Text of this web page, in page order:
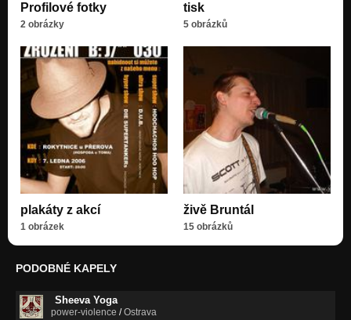
Profilové fotky
2 obrázky
tisk
5 obrázků
plakáty z akcí
1 obrázek
živě Bruntál
15 obrázků
PODOBNÉ KAPELY
Sheeva Yoga
power-violence /Ostrava